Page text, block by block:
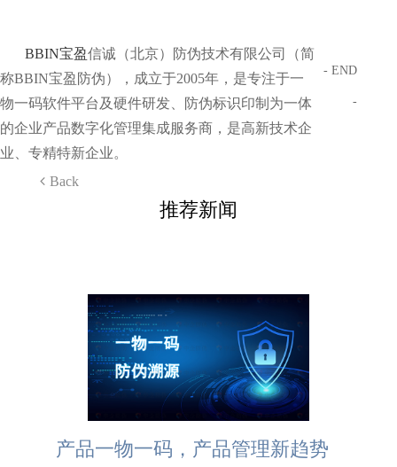
BBIN宝盈信诚（北京）防伪技术有限公司（简
称BBIN宝盈防伪），成立于2005年，是专注于一
物一码软件平台及硬件研发、防伪标识印制为一体
的企业产品数字化管理集成服务商，是高新技术企
业、专精特新企业。
Back
- END
-
推荐新闻
产品一物一码，产品管理新趋势